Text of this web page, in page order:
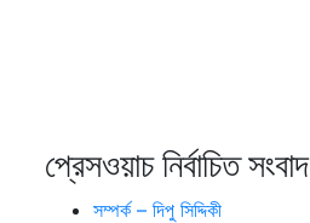
প্রেসওয়াচ নির্বাচিত সংবাদ
সম্পর্ক – দিপু সিদ্দিকী